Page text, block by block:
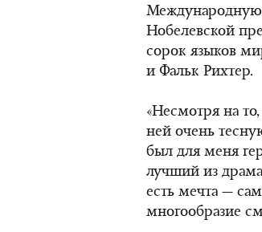
Международную
Нобелевской
сорок языков
и Фальк Рихтер.
«Несмотря на
ней очень
был для меня
лучший из
есть мечта —
многообразие